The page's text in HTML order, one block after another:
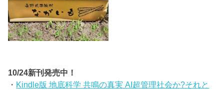
10/24新刊発売中！
・ Kindle版 地底科学 共鳴の真実 AI超管理社会か?それと